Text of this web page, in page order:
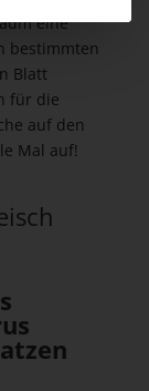
eine
bestimmten
Blatt
für die
auf den
Mal auf!